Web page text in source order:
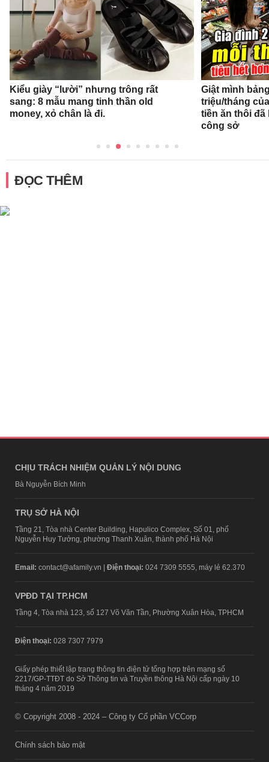
Kiểu giày “lười” nhưng trông rất
sang: 8 mẫu mang tinh thần old
money, xỏ chân là đi.
Giật mình
triệu/tháng
tiền ăn thôi
công sở
ĐỌC THÊM
CHỊU TRÁCH NHIỆM QUẢN LÝ NỘI DUNG
Bà Nguyễn Bích Minh
TRỤ SỞ HÀ NỘI
Tầng 21, Tòa nhà Center Building, Hapulico Complex, Số 01, phố
Nguyễn Huy Tưởng, phường Thanh Xuân, thành phố Hà Nội
Email: contact@afamily.vn | Điện thoại: 024 7309 5555, máy lẻ 62.370
VPĐD TẠI TP.HCM
Tầng 4, Tòa nhà 123, số 127 Võ Văn Tần, Phường Xuân Hòa, TPHCM
Điện thoại: 028 7307 7979
Giấy phép thiết lập trang thông tin điện tử tổng hợp trên mạng số
2217/GP-TTĐT do Sở Thông tin và Truyền thông Hà Nội cấp ngày 10
tháng 4 năm 2019
© Copyright 2008 - 2024 – Công ty Cổ phần VCCorp
Chính sách bảo mật